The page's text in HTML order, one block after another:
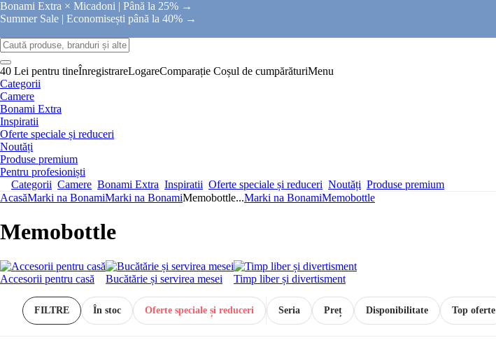
Bonami Extra × Micadoni | Până la 25% →
Summer Sale | Economisești până la 40% →
40 Lei pentru tineÎnregistrareLogareComparație Coșul de cumpărăturiMenu
Categorii
Camere
Bonami Extra
Inspiratii
Oferte speciale și reduceri
Noutăți
Produse premium
Pentru profesioniști
Categorii Camere Bonami Extra Inspiratii Oferte speciale și reduceri Noutăți Produse premium
AcasăMarki na BonamiMarki na BonamiMemobottle...Marki na BonamiMemobottle
Memobottle
Accesorii pentru casă Bucătărie și servirea mesei Timp liber și divertisment
FILTRE În stoc Oferte speciale și reduceri Seria Preț Disponibilitate Top oferte